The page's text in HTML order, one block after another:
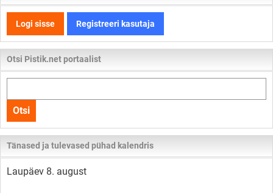
Logi sisse Registreeri kasutaja
Otsi Pistik.net portaalist
kogu
lehelt
Otsi
Tänased ja tulevased pühad kalendris
Laupäev 8. august